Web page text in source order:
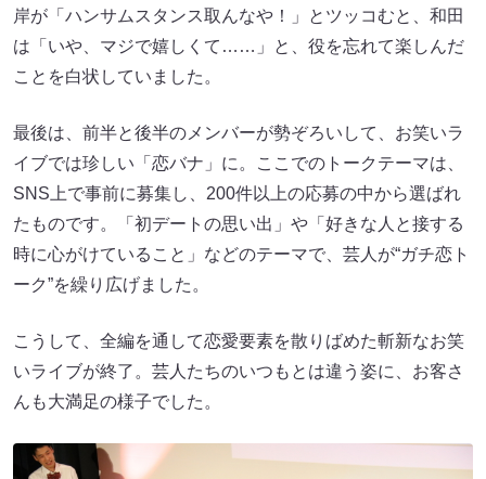
岸が「ハンサムスタンス取んなや！」とツッコむと、和田
は「いや、マジで嬉しくて……」と、役を忘れて楽しんだ
ことを白状していました。
最後は、前半と後半のメンバーが勢ぞろいして、お笑いラ
イブでは珍しい「恋バナ」に。ここでのトークテーマは、
SNS上で事前に募集し、200件以上の応募の中から選ばれ
たものです。「初デートの思い出」や「好きな人と接する
時に心がけていること」などのテーマで、芸人が“ガチ恋ト
ーク”を繰り広げました。
こうして、全編を通して恋愛要素を散りばめた斬新なお笑
いライブが終了。芸人たちのいつもとは違う姿に、お客さ
んも大満足の様子でした。